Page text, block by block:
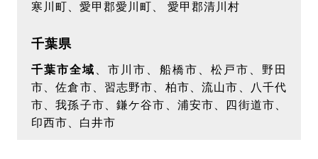
【第三者への開示について】
当社の範囲でのみ利用させていただきます。利用
させていただく個人情報は氏名･住所･連絡先・メ
ールアドレスのみに限定させていただきます。承
諾なく、お客様からいただいた個人情報を第三者
へ開示･提供いたしません。ただし、正当な利用
寒川町、愛甲郡愛川町、 愛甲郡清川村
千葉県
千葉市全域
、市川市、船橋市、松戸市、野田
市、佐倉市、習志野市、柏市、流山市、八千代
市、我孫子市、鎌ケ谷市、浦安市、四街道市、
印西市、白井市